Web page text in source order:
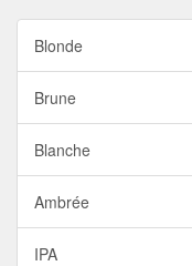
Blonde
Brune
Blanche
Ambrée
IPA